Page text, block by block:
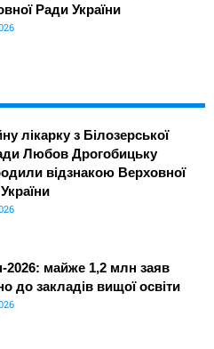
Ради України
лікарку з Білозерської
Любов Дрогобицьку
відзнакою Верховної
2026: майже 1,2 млн заяв
до закладів вищої освіти